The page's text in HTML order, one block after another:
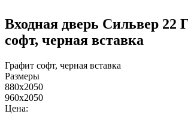
Входная дверь Сильвер 22
софт, черная вставка
Графит софт, черная вставка
Размеры
880x2050
960x2050
Цена: